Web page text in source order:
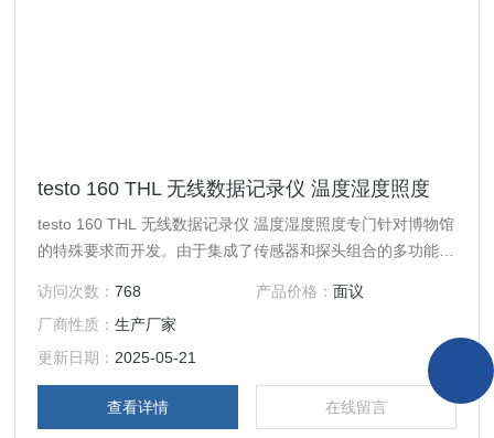
testo 160 THL 无线数据记录仪 温度湿度照度
testo 160 THL 无线数据记录仪 温度湿度照度专门针对博物馆
的特殊要求而开发。由于集成了传感器和探头组合的多功能选
录仪的操作和编程非常简单，可直接通过德图云完成。
访问次数：768 产品价格： 面议
厂商性质：生产厂家
更新日期： 2025-05-21
查看详情 在线留言